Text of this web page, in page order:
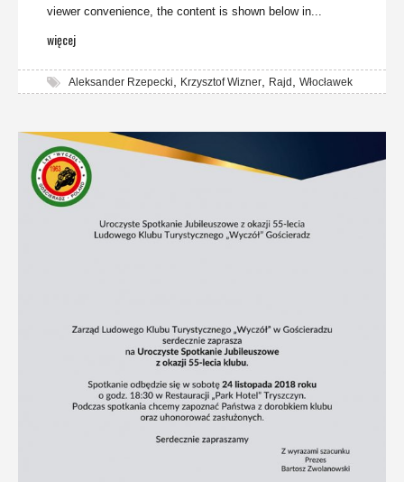
viewer convenience, the content is shown below in...
więcej
Aleksander Rzepecki Krzysztof Wizner Rajd Włocławek